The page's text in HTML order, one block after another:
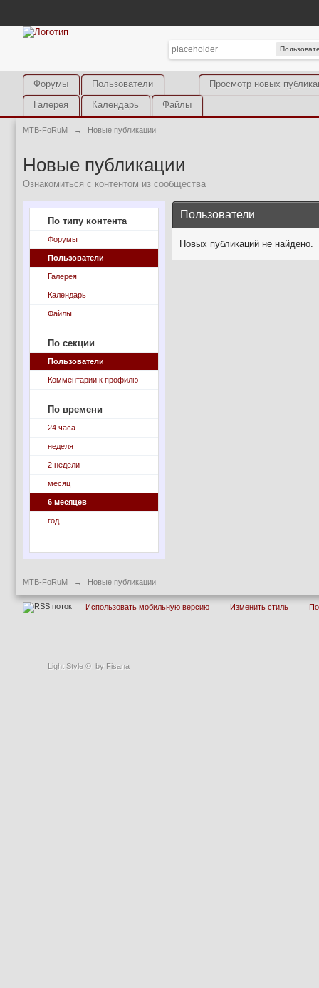
Light Style © by Fisana
Просмотр новых
Форумы
Пользователи
Галерея
Календарь Файлы
MTB-FoRuM → Новые публикации
Новые публикации
Ознакомиться с контентом из сообщества
По типу контента
Форумы
Пользователи
Галерея
Календарь
Файлы
По секции
Пользователи
Комментарии к профилю
По времени
24 часа
неделя
2 недели
месяц
6 месяцев
год
Пользователи
Новых публикаций не найдено.
MTB-FoRuM → Новые публикации
Использовать мобильную версию Изменить стиль